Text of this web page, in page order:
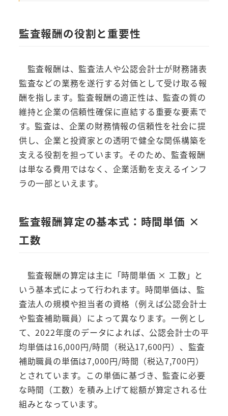
監査報酬の役割と重要性
監査報酬は、監査法人や公認会計士が財務諸表
監査などの業務を遂行する対価として受け取る報
酬を指します。監査報酬の適正性は、監査の質の
維持と企業の信頼性確保に直結する重要な要素で
す。監査は、企業の財務情報の信頼性を社会に提
供し、企業と投資家との透明で健全な関係構築を
支える役割を担っています。そのため、監査報酬
は単なる費用ではなく、企業活動を支えるインフ
ラの一部といえます。
監査報酬算定の基本式：時間単価 ×
工数
監査報酬の算定は主に「時間単価 × 工数」と
いう基本式によって行われます。時間単価は、監
査法人の規模や担当者の資格（例えば公認会計士
や監査補助職員）によって異なります。一例とし
て、2022年度のデータによれば、公認会計士の平
均単価は16,000円/時間（税込17,600円）、監査
補助職員の単価は7,000円/時間（税込7,700円）
とされています。この単価に基づき、監査に必要
な時間（工数）を積み上げて総額が算定される仕
組みとなっています。